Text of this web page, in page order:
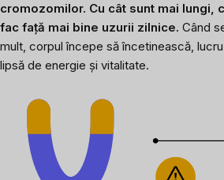
cromozomilor. Cu cât sunt mai lungi,
fac față mai bine uzurii zilnice. Când
mult, corpul începe să încetinească,
lipsă de energie și vitalitate.